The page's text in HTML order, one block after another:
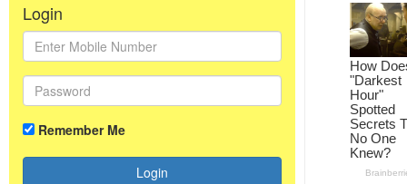
Login
Remember Me